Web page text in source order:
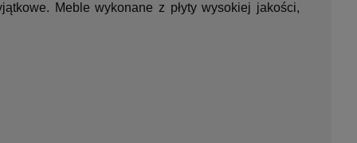
Meble wykonane z płyty wysokiej jakości,